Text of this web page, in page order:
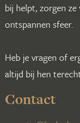
bij helpt, zorgen
ontspannen sfeer.
Heb je vragen of
altijd bij hen
Contact